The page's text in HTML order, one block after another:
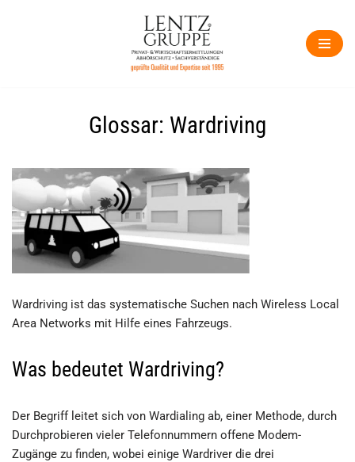
Glossar: Wardriving
Wardriving ist das systematische Suchen nach Wireless Local
Area Networks mit Hilfe eines Fahrzeugs.
Was bedeutet Wardriving?
Der Begriff leitet sich von Wardialing ab, einer Methode, durch
Durchprobieren vieler Telefonnummern offene Modem-
Zugänge zu finden, wobei einige Wardriver die drei